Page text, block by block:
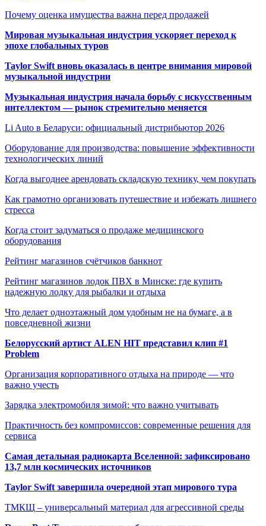
Почему оценка имущества важна перед продажей
Мировая музыкальная индустрия ускоряет переход к
эпохе глобальных туров
Taylor Swift вновь оказалась в центре внимания мировой
музыкальной индустрии
Музыкальная индустрия начала борьбу с искусственным
интеллектом — рынок стремительно меняется
Li Auto в Беларуси: официальный дистрибьютор 2026
Оборудование для производства: повышение эффективности
технологических линий
Когда выгоднее арендовать складскую технику, чем покупать
Как грамотно организовать путешествие и избежать лишнего
стресса
Когда стоит задуматься о продаже медицинского
оборудования
Рейтинг магазинов счётчиков банкнот
Рейтинг магазинов лодок ПВХ в Минске: где купить
надежную лодку для рыбалки и отдыха
Что делает одноэтажный дом удобным не на бумаге, а в
повседневной жизни
Белорусский артист ALEN HIT представил клип #1
Problem
Организация корпоративного отдыха на природе — что
важно учесть
Зарядка электромобиля зимой: что важно учитывать
Практичность без компромиссов: современные решения для
сервиса
Самая детальная радиокарта Вселенной: зафиксировано
13,7 млн космических источников
Taylor Swift завершила очередной этап мирового тура
ТМКЩ – универсальный материал для агрессивной среды